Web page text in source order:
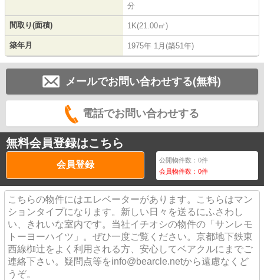
分
間取り(面積) 1K(21.00㎡)
築年月 1975年 1月(築51年)
メールでお問い合わせする(無料)
電話でお問い合わせする
無料会員登録はこちら
会員登録 公開物件数：0件
会員物件数：0件
こちらの物件にはエレベーターがあります。こちらはマン
ションタイプになります。新しい日々を送るにふさわし
い、きれいな室内です。当社イチオシの物件の「サンレモ
トーヨーハイツ」。ぜひ一度ご覧ください。京都地下鉄東
西線椥辻をよく利用される方、安心してベアクルにまでご
連絡下さい。疑問点等をinfo@bearcle.netから遠慮なくど
うぞ。